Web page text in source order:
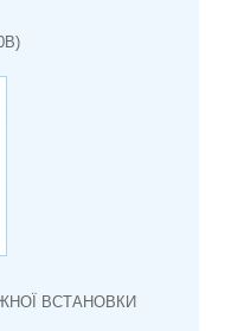
ВСТАНОВКИ